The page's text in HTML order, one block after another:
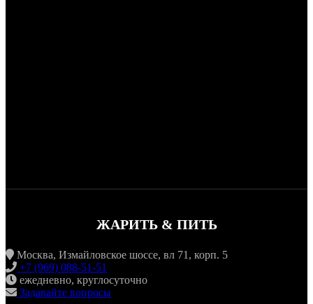
ЖАРИТЬ & ПИТЬ
Москва, Измайловское шоссе, вл 71, корп. 5
+7 (969) 088-51-51
ежедневно, круглосуточно
Задавайте вопросы